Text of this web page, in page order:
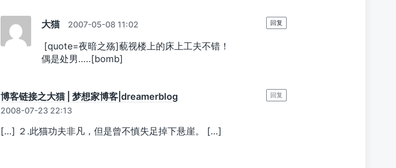
大猫 2007-05-08 11:02
[quote=夜暗之殇]藐视楼上的床上工夫不错！
偶是处男…..[bomb]
回复
博客链接之大猫 | 梦想家博客|dreamerblog
2008-07-23 22:13
[…] ２.此猫功夫非凡，但是曾不慎失足掉下悬崖。 […]
回复